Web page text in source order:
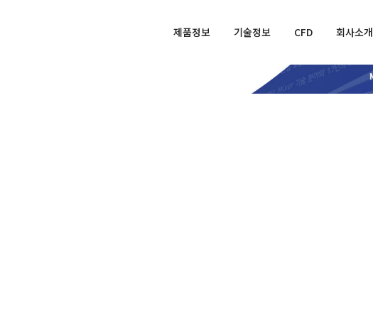
제품정보 기술정보 CFD 회사소개